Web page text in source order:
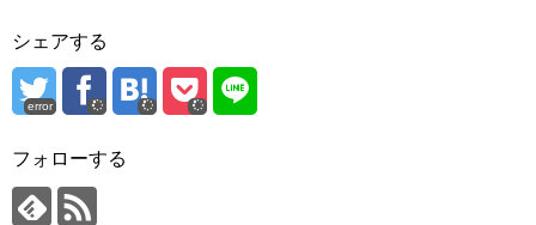
シェアする
error
フォローする